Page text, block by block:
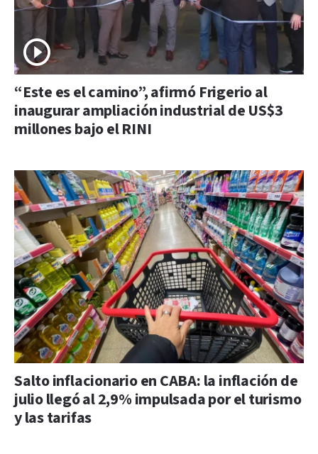
“Este es el camino”, afirmó Frigerio al
inaugurar ampliación industrial de US$3
millones bajo el RINI
Salto inflacionario en CABA: la inflación de
julio llegó al 2,9% impulsada por el turismo
y las tarifas